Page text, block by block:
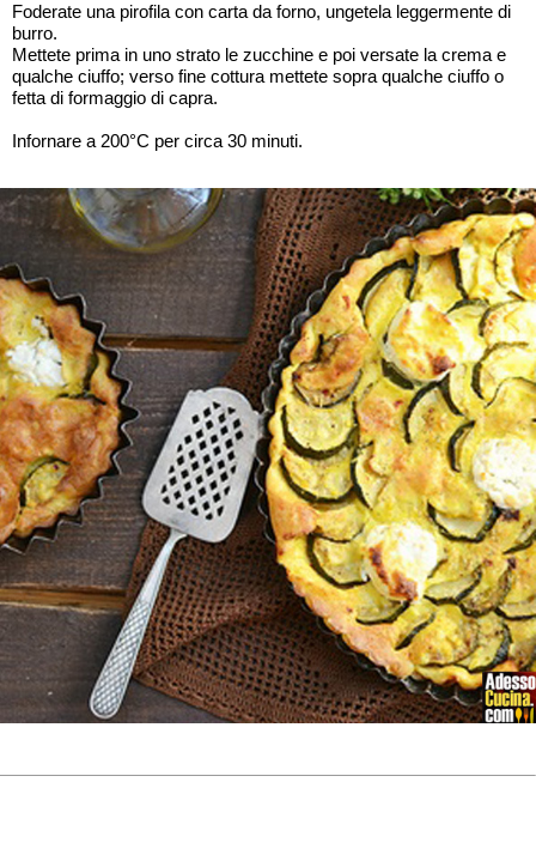
Foderate una pirofila con carta da forno, ungetela leggermente di
burro.
Mettete prima in uno strato le zucchine e poi versate la crema e
qualche ciuffo; verso fine cottura mettete sopra qualche ciuffo o
fetta di formaggio di capra.
Infornare a 200°C per circa 30 minuti.